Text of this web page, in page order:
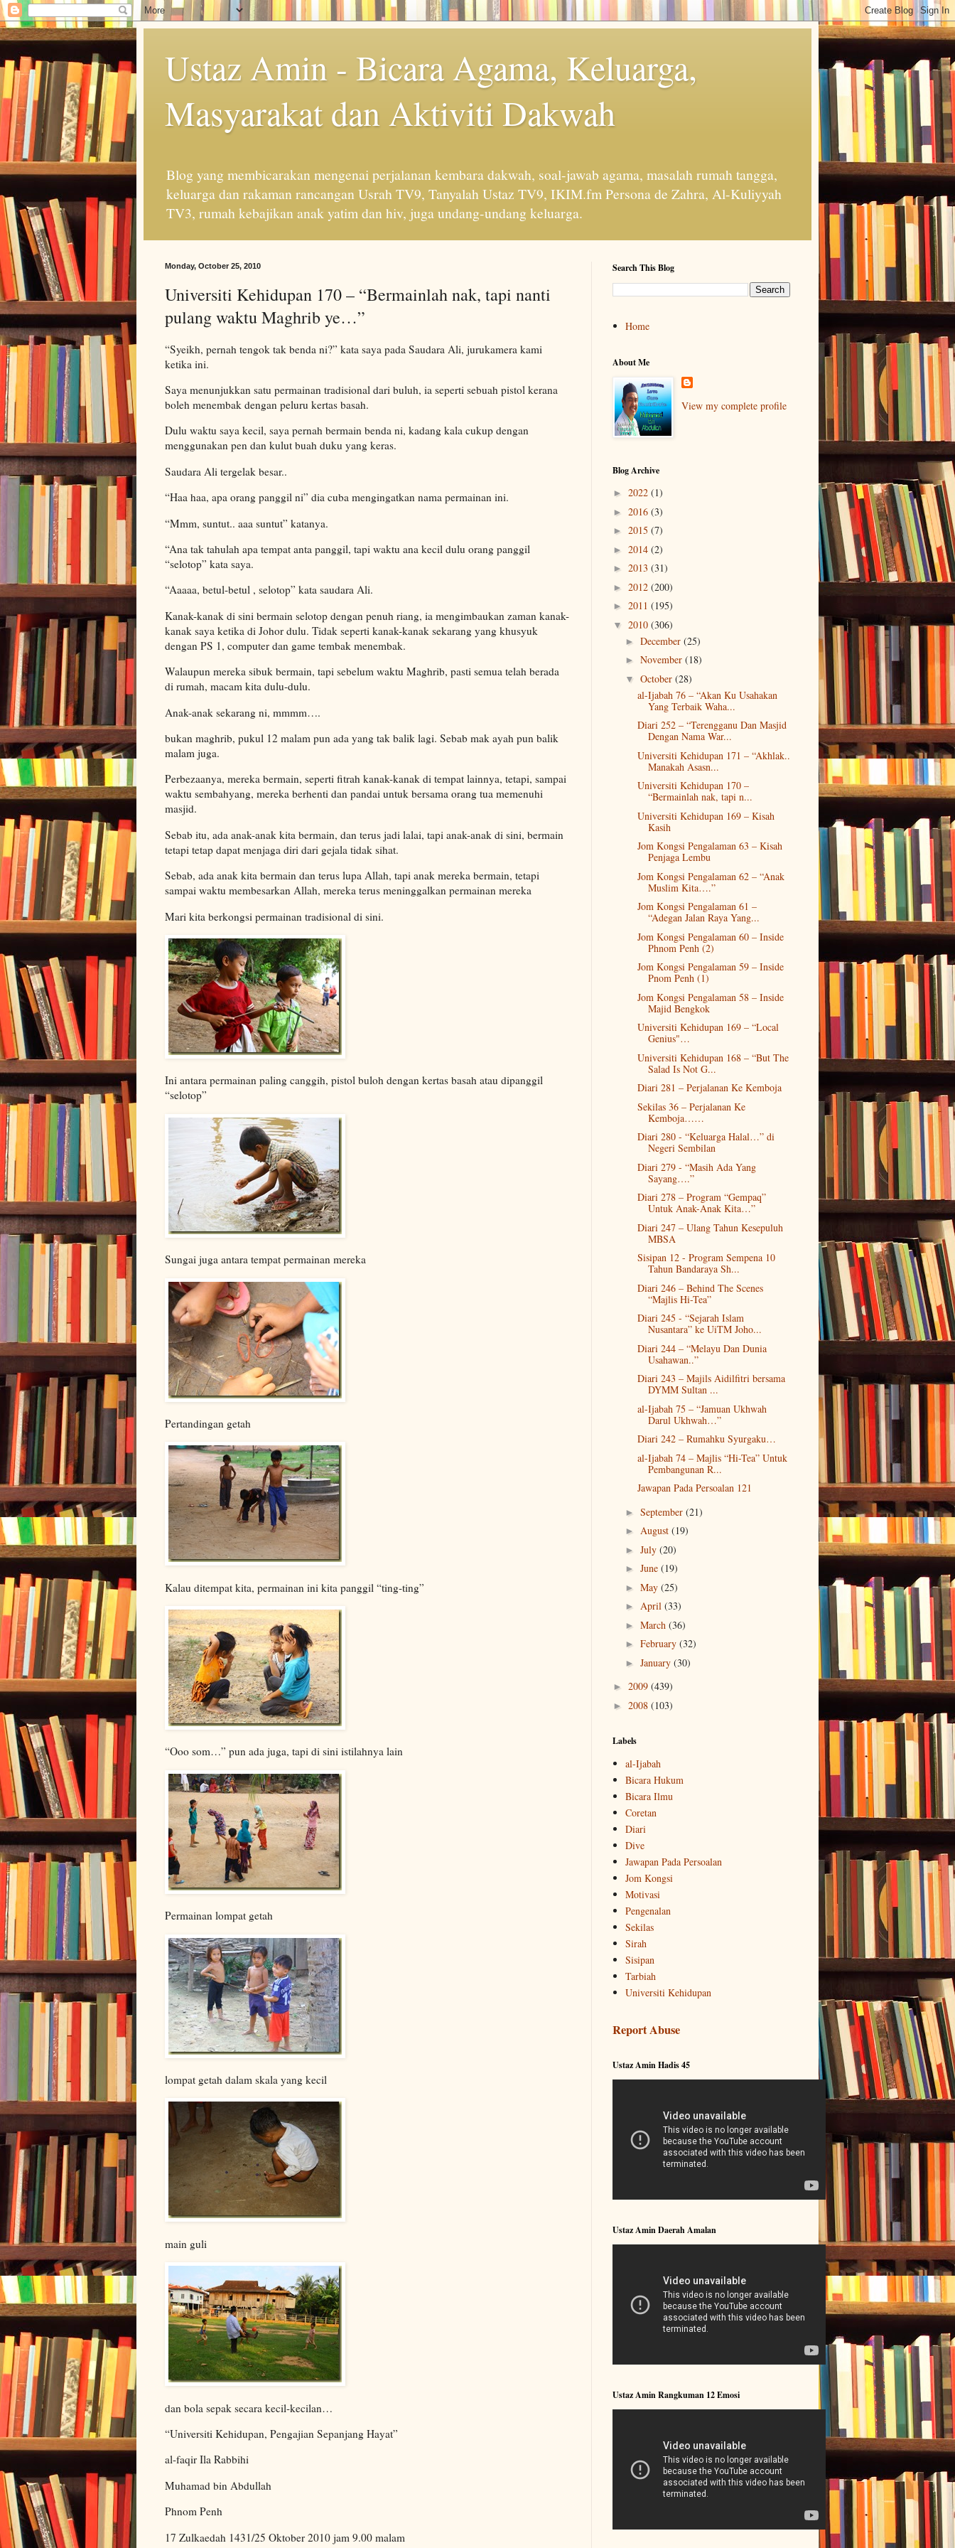
Ustaz Amin - Bicara Agama, Keluarga,
Masyarakat dan Aktiviti Dakwah
Blog yang membicarakan mengenai perjalanan kembara dakwah, soal-jawab agama, masalah rumah tangga,
keluarga dan rakaman rancangan Usrah TV9, Tanyalah Ustaz TV9, IKIM.fm Persona de Zahra, Al-Kuliyyah
TV3, rumah kebajikan anak yatim dan hiv, juga undang-undang keluarga.
Monday, October 25, 2010
Universiti Kehidupan 170 – “Bermainlah nak, tapi nanti
pulang waktu Maghrib ye…”
“Syeikh, pernah tengok tak benda ni?” kata saya pada Saudara Ali, jurukamera kami
ketika ini.
Saya menunjukkan satu permainan tradisional dari buluh, ia seperti sebuah pistol kerana
boleh menembak dengan peluru kertas basah.
Dulu waktu saya kecil, saya pernah bermain benda ni, kadang kala cukup dengan
menggunakan pen dan kulut buah duku yang keras.
Saudara Ali tergelak besar..
“Haa haa, apa orang panggil ni” dia cuba mengingatkan nama permainan ini.
“Mmm, suntut.. aaa suntut” katanya.
“Ana tak tahulah apa tempat anta panggil, tapi waktu ana kecil dulu orang panggil
“selotop” kata saya.
“Aaaaa, betul-betul , selotop” kata saudara Ali.
Kanak-kanak di sini bermain selotop dengan penuh riang, ia mengimbaukan zaman kanak-
kanak saya ketika di Johor dulu. Tidak seperti kanak-kanak sekarang yang khusyuk
dengan PS 1, computer dan game tembak menembak.
Walaupun mereka sibuk bermain, tapi sebelum waktu Maghrib, pasti semua telah berada
di rumah, macam kita dulu-dulu.
Anak-anak sekarang ni, mmmm….
bukan maghrib, pukul 12 malam pun ada yang tak balik lagi. Sebab mak ayah pun balik
malam juga.
Perbezaanya, mereka bermain, seperti fitrah kanak-kanak di tempat lainnya, tetapi, sampai
waktu sembahyang, mereka berhenti dan pandai untuk bersama orang tua memenuhi
masjid.
Sebab itu, ada anak-anak kita bermain, dan terus jadi lalai, tapi anak-anak di sini, bermain
tetapi tetap dapat menjaga diri dari gejala tidak sihat.
Sebab, ada anak kita bermain dan terus lupa Allah, tapi anak mereka bermain, tetapi
sampai waktu membesarkan Allah, mereka terus meninggalkan permainan mereka
Mari kita berkongsi permainan tradisional di sini.
Ini antara permainan paling canggih, pistol buloh dengan kertas basah atau dipanggil
“selotop”
Sungai juga antara tempat permainan mereka
Pertandingan getah
Kalau ditempat kita, permainan ini kita panggil “ting-ting”
“Ooo som…” pun ada juga, tapi di sini istilahnya lain
Permainan lompat getah
lompat getah dalam skala yang kecil
main guli
dan bola sepak secara kecil-kecilan…
“Universiti Kehidupan, Pengajian Sepanjang Hayat”
al-faqir Ila Rabbihi
Muhamad bin Abdullah
Phnom Penh
17 Zulkaedah 1431/25 Oktober 2010 jam 9.00 malam
Search This Blog
Home
About Me
View my complete profile
Blog Archive
► 2022 (1)
► 2016 (3)
► 2015 (7)
► 2014 (2)
► 2013 (31)
► 2012 (200)
► 2011 (195)
▼ 2010 (306)
► December (25)
► November (18)
▼ October (28)
al-Ijabah 76 – “Akan Ku Usahakan
Yang Terbaik Waha...
Diari 252 – “Terengganu Dan Masjid
Dengan Nama War...
Universiti Kehidupan 171 – “Akhlak..
Manakah Asasn...
Universiti Kehidupan 170 –
“Bermainlah nak, tapi n...
Universiti Kehidupan 169 – Kisah
Kasih
Jom Kongsi Pengalaman 63 – Kisah
Penjaga Lembu
Jom Kongsi Pengalaman 62 – “Anak
Muslim Kita….”
Jom Kongsi Pengalaman 61 –
“Adegan Jalan Raya Yang...
Jom Kongsi Pengalaman 60 – Inside
Phnom Penh (2)
Jom Kongsi Pengalaman 59 – Inside
Pnom Penh (1)
Jom Kongsi Pengalaman 58 – Inside
Majid Bengkok
Universiti Kehidupan 169 – “Local
Genius"…
Universiti Kehidupan 168 – “But The
Salad Is Not G...
Diari 281 – Perjalanan Ke Kemboja
Sekilas 36 – Perjalanan Ke
Kemboja……
Diari 280 - “Keluarga Halal…” di
Negeri Sembilan
Diari 279 - “Masih Ada Yang
Sayang….”
Diari 278 – Program “Gempaq”
Untuk Anak-Anak Kita…”
Diari 247 – Ulang Tahun Kesepuluh
MBSA
Sisipan 12 - Program Sempena 10
Tahun Bandaraya Sh...
Diari 246 – Behind The Scenes
“Majlis Hi-Tea”
Diari 245 - “Sejarah Islam
Nusantara” ke UiTM Joho...
Diari 244 – “Melayu Dan Dunia
Usahawan..”
Diari 243 – Majils Aidilfitri bersama
DYMM Sultan ...
al-Ijabah 75 – “Jamuan Ukhwah
Darul Ukhwah…”
Diari 242 – Rumahku Syurgaku…
al-Ijabah 74 – Majlis “Hi-Tea” Untuk
Pembangunan R...
Jawapan Pada Persoalan 121
► September (21)
► August (19)
► July (20)
► June (19)
► May (25)
► April (33)
► March (36)
► February (32)
► January (30)
► 2009 (439)
► 2008 (103)
Labels
al-Ijabah
Bicara Hukum
Bicara Ilmu
Coretan
Diari
Dive
Jawapan Pada Persoalan
Jom Kongsi
Motivasi
Pengenalan
Sekilas
Sirah
Sisipan
Tarbiah
Universiti Kehidupan
Report Abuse
Ustaz Amin Hadis 45
Ustaz Amin Daerah Amalan
Ustaz Amin Rangkuman 12 Emosi